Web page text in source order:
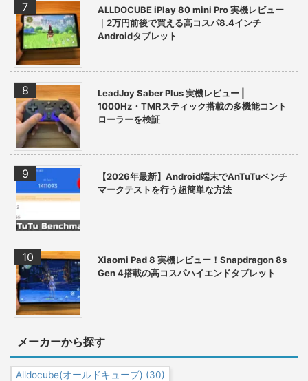
ALLDOCUBE iPlay 80 mini Pro 実機レビュー
｜2万円前後で買える高コスパ8.4インチ
Androidタブレット
LeadJoy Saber Plus 実機レビュー |
1000Hz・TMRスティック搭載の多機能コント
ローラーを検証
【2026年最新】Android端末でAnTuTuベンチ
マークテストを行う超簡単な方法
Xiaomi Pad 8 実機レビュー！Snapdragon 8s
Gen 4搭載の高コスパハイエンドタブレット
メーカーから探す
Alldocube(オールドキューブ) (30)